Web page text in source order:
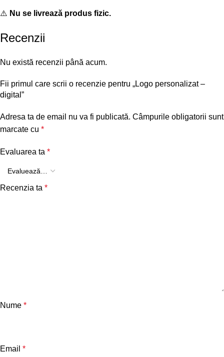
⚠️ Nu se livrează produs fizic.
Recenzii
Nu există recenzii până acum.
Fii primul care scrii o recenzie pentru „Logo personalizat –
digital”
Adresa ta de email nu va fi publicată. Câmpurile obligatorii sunt
marcate cu *
Evaluarea ta *
Recenzia ta *
Nume *
Email *